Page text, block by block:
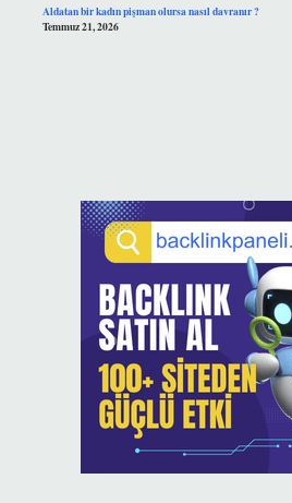
Aldatan bir kadın pişman olursa nasıl davranır ?
Temmuz 21, 2026